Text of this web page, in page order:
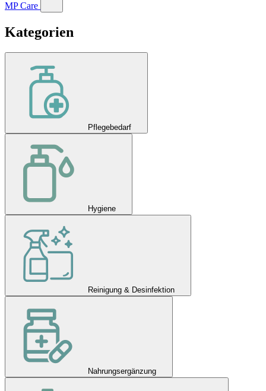
MP Care
Kategorien
Pflegebedarf
Hygiene
Reinigung & Desinfektion
Nahrungsergänzung